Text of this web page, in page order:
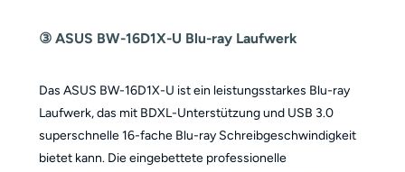
③ ASUS BW-16D1X-U Blu-ray Laufwerk
Das ASUS BW-16D1X-U ist ein leistungsstarkes Blu-ray
Laufwerk, das mit BDXL-Unterstützung und USB 3.0
superschnelle 16-fache Blu-ray Schreibgeschwindigkeit
bietet kann. Die eingebettete professionelle